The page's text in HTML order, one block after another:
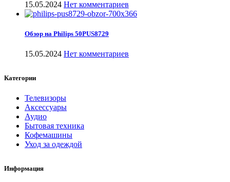
15.05.2024 Нет комментариев
Обзор на Philips 50PUS8729
15.05.2024 Нет комментариев
Категории
Телевизоры
Аксессуары
Аудио
Бытовая техника
Кофемашины
Уход за одеждой
Информация